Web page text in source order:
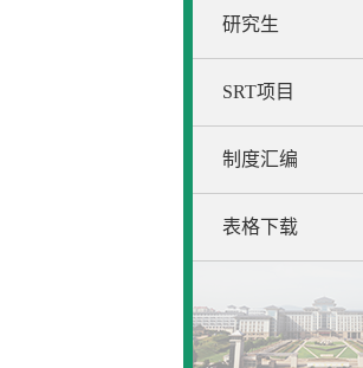
研究生
SRT项目
制度汇编
表格下载